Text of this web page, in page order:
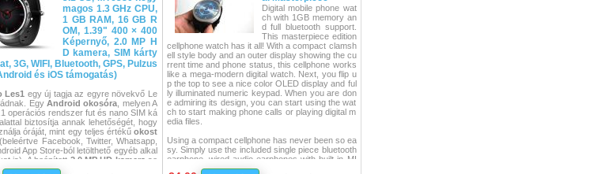
ed stainless steel is electroplated with an
odic oxidation technology to protect the c
olor from fading.
Leather Band: Delicate texture design, m
atching beauty lines with adjustable clas
450 mAh Capacity Battery: Talk time: 3.5
hours/2G, 2 hours/3G. Standby time: abo
IP55 Life Waterproof: Lem5 is rated IP55,
so it's able to withstand dust, dirt or wash
ing hand. (Not suitable for swimming or di
ving!)
Stay on the map: Built-in GPS and fitness
apps keep you going. Even without your
phone, you will never miss your way. Yo
u're able to track your progress when ru
ning, driving, biking, playing golf etc.
neteit és akár internetezhet is közvetlenül az órá
n keresztül.
Kinézete az elegáns felé hajlik, de semmiképpen
nem sportos. Cserélhető számlapjaival egyedi, st
ílusos megjelenést kölcsönöz viselőjének. A szíj c
serélhető, szilikon vagy bőr lehet. Vízálló, IP67 vé
dettséggel. A beépített 8 MP kamera segítségével
könnyedén megörökítheti életének izgalmas pillan
atait, emlékeit kiváló minőségű képekben és vide
ókkal, továbbá készülékét videotelefonként is ha
sználhatja arra alkalmas alkalmazások segítségé
vel. A GPS, WiFi és a mobilhálózat, valamint a pul
zusszámláló segítségével akár távolról is nyomo
n követheti féltett szeretteit.
Okosóra léptékben brutális kapacitású, 900 mAh
akkumulátorral rendelkezik.
magos 1.3 GHz CPU,
1 GB RAM, 16 GB R
OM, 1.39" 400 × 400
Képernyő, 2.0 MP H
D kamera, SIM kárty
3G, WIFI, Bluetooth, GPS, Pulzus
és iOS támogatás)
Les1 egy új tagja az egyre növekvő Le
Egy Android okosóra , melyen A
operációs rendszer fut és nano SIM ká
biztosítja annak lehetőségét, hogy
óráját, mint egy teljes értékű okost
Facebook, Twitter, Whatsapp,
App Store-ból letölthető egyéb alkal
is). A beépített 2.0 MP HD kamera se
könnyedén megörökítheti életének izg
Digital mobile phone wat
ch with 1GB memory an
d full bluetooth support.
This masterpiece edition
cellphone watch has it all! With a compact clamsh
ell style body and an outer display showing the cu
rrent time and phone status, this cellphone works
like a mega-modern digital watch. Next, you flip u
p the top to see a nice color OLED display and ful
ly illuminated numeric keypad. When you are don
e admiring its design, you can start using the wat
ch to start making phone calls or playing digital m
edia files.
Using a compact cellphone has never been so ea
sy. Simply use the included single piece bluetooth
earphone, wired audio earphones with built-in MI
C, or talk and listen directly from the phone itself.